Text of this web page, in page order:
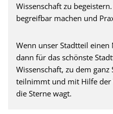
Wissenschaft zu
begreifbar machen und
Wenn unser Stadtteil
dann für das schönste
Wissenschaft, zu dem
teilnimmt und mit Hilfe der
die Sterne wagt.